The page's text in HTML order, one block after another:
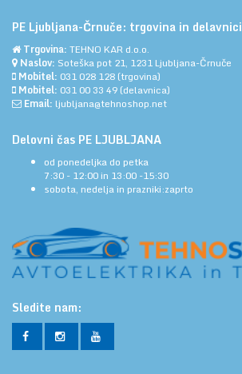
PE Ljubljana-Črnuče: trgovina in delavnici
Trgovina: TEHNO KAR d.o.o.
Naslov: Soteška pot 21, 1231 Ljubljana-Črnuče
Mobitel: 031 028 128 (trgovina)
Mobitel: 031 00 33 49 (delavnica)
Email: ljubljana@tehnoshop.net
Delovni čas PE LJUBLJANA
od ponedeljka do petka
7:30 - 12:00 in 13:00 -15:30
sobota, nedelja in prazniki:zaprto
Sledite nam: